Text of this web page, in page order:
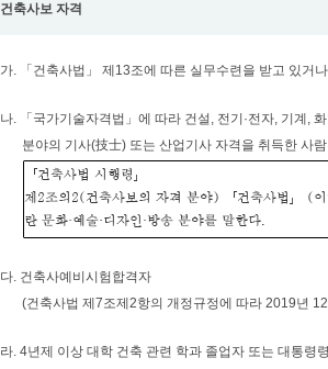
건축사보 자격
가. 「건축사법」 제13조에 따른 실무수련을 받고 있거
나. 「국가기술자격법」에 따라 건설, 전기·전자, 기계,
분야의 기사(技士) 또는 산업기사 자격을 취득한 사람
다. 건축사예비시험합격자
(건축사법 제7조제2항의 개정규정에 따라 2019년
라. 4년제 이상 대학 건축 관련 학과 졸업자 또는 대통령